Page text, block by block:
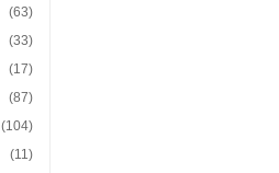
(63)
(33)
(17)
(87)
(104)
(11)